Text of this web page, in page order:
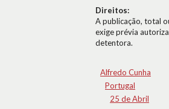
Direitos:
A publicação, total
exige prévia
detentora.
Alfredo Cunha
Portugal
25 de Abril